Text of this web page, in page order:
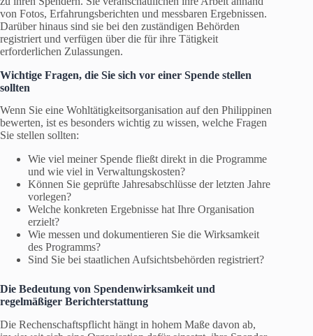
von Fotos, Erfahrungsberichten und messbaren Ergebnissen.
Darüber hinaus sind sie bei den zuständigen Behörden
registriert und verfügen über die für ihre Tätigkeit
erforderlichen Zulassungen.
Wichtige Fragen, die Sie sich vor einer Spende stellen
sollten
Wenn Sie eine Wohltätigkeitsorganisation auf den Philippinen
bewerten, ist es besonders wichtig zu wissen, welche Fragen
Sie stellen sollten:
Wie viel meiner Spende fließt direkt in die Programme
und wie viel in Verwaltungskosten?
Können Sie geprüfte Jahresabschlüsse der letzten Jahre
vorlegen?
Welche konkreten Ergebnisse hat Ihre Organisation
erzielt?
Wie messen und dokumentieren Sie die Wirksamkeit
des Programms?
Sind Sie bei staatlichen Aufsichtsbehörden registriert?
Die Bedeutung von Spendenwirksamkeit und
regelmäßiger Berichterstattung
Die Rechenschaftspflicht hängt in hohem Maße davon ab,